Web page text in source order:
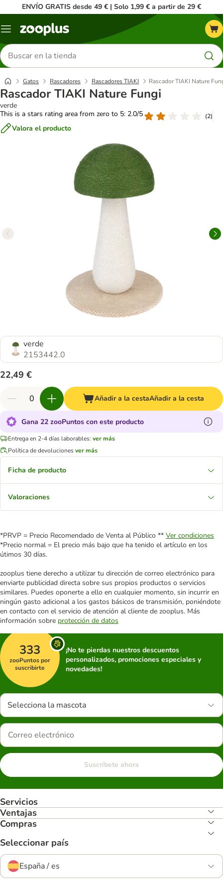
ENVÍO GRATIS desde 49 € | Solo 1,99 € a partir de 29 €
Menú
Buscar
productos
Gatos Rascadores Rascadores TIAKI Rascador TIAKI Nature
Rascador TIAKI Nature Fungi
verde
This is a stars rating area from zero to 5: 2.0/5
(2)
Valora el producto
verde
2153442.0
22,49 €
Añadir a la cestaAñadir a la cesta
Gana 22 zooPuntos con este producto
Entrega en 2-4 días laborables: ver más
Política de devolucionesver más
Ficha de producto
Valoraciones
*PRVP = Precio Recomendado de Venta al Público ** Ver condiciones
*Precio normal = El precio más bajo que ha tenido el artículo en los
útimos 30 días.
zooplus tiene derecho a utilizar tu dirección de correo electrónico para
enviarte publicidad directa sobre sus propios productos o servicios
similares. Puedes oponerte a ello en cualquier momento, sin incurrir en
ningún gasto adicional a los gastos básicos de transmisión, poniéndote
en contacto con el servicio de atención al cliente de zooplus. Más
información sobre protección de datos
333
zooPuntos por
suscribirte
¡No te pierdas nuestros descuentos
personalizados, promociones especiales y
novedades!
Selecciona la mascota
Suscríbete ahora
Servicios
Ventajas
Compras
Seleccionar país
España / es